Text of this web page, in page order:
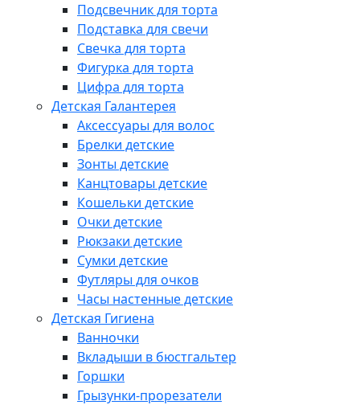
Подсвечник для торта
Подставка для свечи
Свечка для торта
Фигурка для торта
Цифра для торта
Детская Галантерея
Аксессуары для волос
Брелки детские
Зонты детские
Канцтовары детские
Кошельки детские
Очки детские
Рюкзаки детские
Сумки детские
Футляры для очков
Часы настенные детские
Детская Гигиена
Ванночки
Вкладыши в бюстгальтер
Горшки
Грызунки-прорезатели